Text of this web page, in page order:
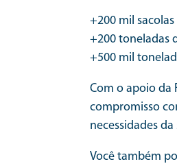
+200 mil
+200 toneladas
+500 mil
Com o apoio da
compromisso
necessidades
Você também